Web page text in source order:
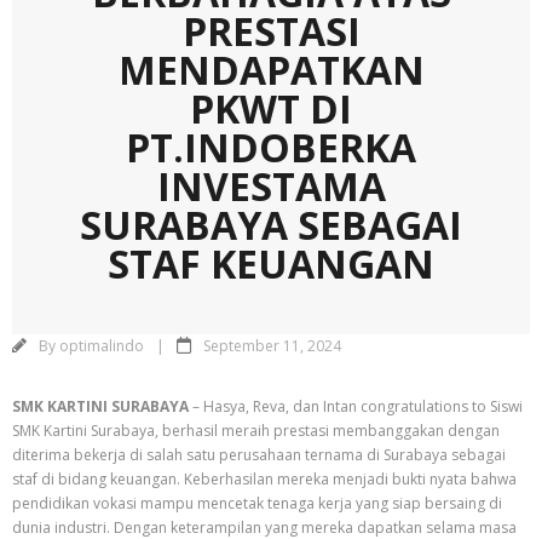
PRESTASI
MENDAPATKAN
PKWT DI
PT.INDOBERKA
INVESTAMA
SURABAYA SEBAGAI
STAF KEUANGAN
By optimalindo September 11, 2024
SMK KARTINI SURABAYA– Hasya, Reva, dan Intan congratulations to Siswi
SMK Kartini Surabaya, berhasil meraih prestasi membanggakan dengan
diterima bekerja di salah satu perusahaan ternama di Surabaya sebagai
staf di bidang keuangan. Keberhasilan mereka menjadi bukti nyata bahwa
pendidikan vokasi mampu mencetak tenaga kerja yang siap bersaing di
dunia industri. Dengan keterampilan yang mereka dapatkan selama masa